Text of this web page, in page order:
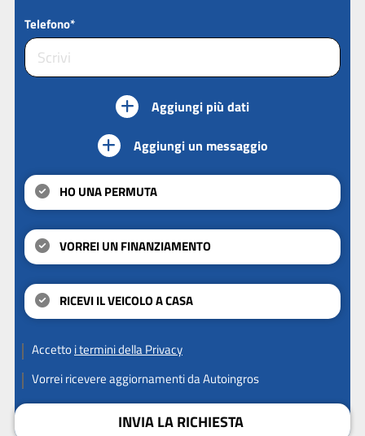
Telefono*
Aggiungi più dati
Aggiungi un messaggio
HO UNA PERMUTA
VORREI UN FINANZIAMENTO
RICEVI IL VEICOLO A CASA
Accettoi termini della Privacy
Vorrei ricevere aggiornamenti da Autoingros
INVIA LA RICHIESTA